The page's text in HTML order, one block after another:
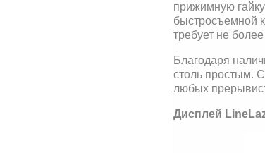
прижимную
быстросъемной
требует не
Благодаря
столь простым.
любых
Дисплей